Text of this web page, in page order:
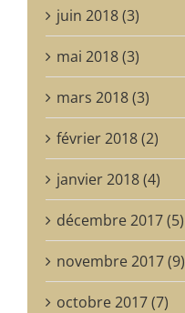
juin 2018 (3)
mai 2018 (3)
mars 2018 (3)
février 2018 (2)
janvier 2018 (4)
décembre 2017 (5)
novembre 2017 (9)
octobre 2017 (7)